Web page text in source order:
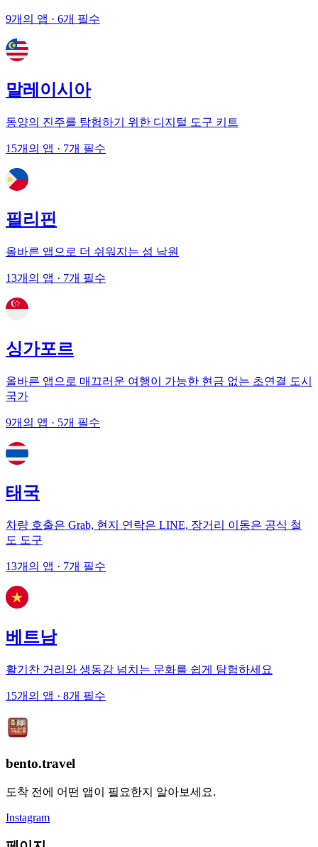
9개의 앱 · 6개 필수
말레이시아
동양의 진주를 탐험하기 위한 디지털 도구 키트
15개의 앱 · 7개 필수
필리핀
올바른 앱으로 더 쉬워지는 섬 낙원
13개의 앱 · 7개 필수
싱가포르
올바른 앱으로 매끄러운 여행이 가능한 현금 없는 초연결 도시
국가
9개의 앱 · 5개 필수
태국
차량 호출은 Grab, 현지 연락은 LINE, 장거리 이동은 공식 철
도 도구
13개의 앱 · 7개 필수
베트남
활기찬 거리와 생동감 넘치는 문화를 쉽게 탐험하세요
15개의 앱 · 8개 필수
bento.travel
도착 전에 어떤 앱이 필요한지 알아보세요.
Instagram